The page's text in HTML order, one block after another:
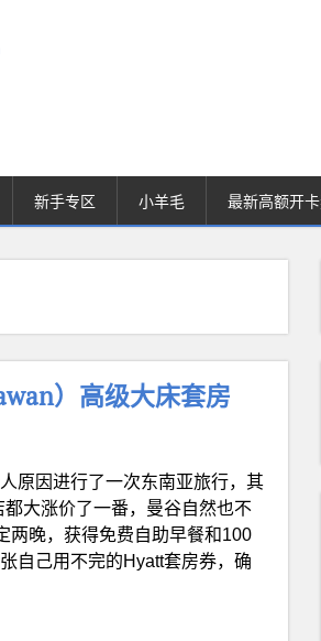
新手专区 小羊毛 最新高额开
）高级大床套房
原因进行了一次东南亚旅行，其
大涨价了一番，曼谷自然也不
两晚，获得免费自助早餐和100
自己用不完的Hyatt套房券，确